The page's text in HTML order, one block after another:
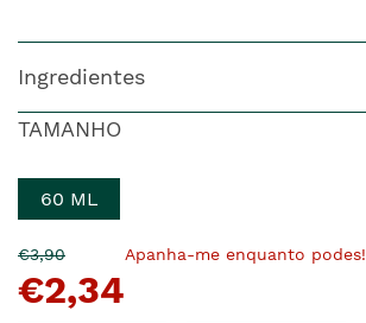
Ingredientes
TAMANHO
60 ML
O
pre�o
anterior
€3,90Agora
�
€2,34
Apanha-me enquanto podes!